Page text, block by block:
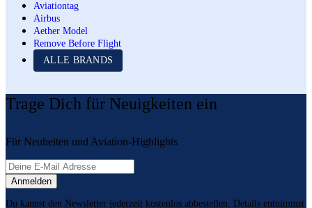
Aviationtag
Airbus
Aether Model
Remove Before Flight
ALLE BRANDS
Trage Dich für Neuigkeiten ein
Für Neuheiten und Aviation-Highlights
Du kannst den Newsletter jederzeit kostenlos abbestellen. Details entnimmst